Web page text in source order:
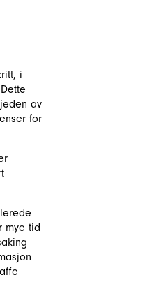
i
av
for
mye tid